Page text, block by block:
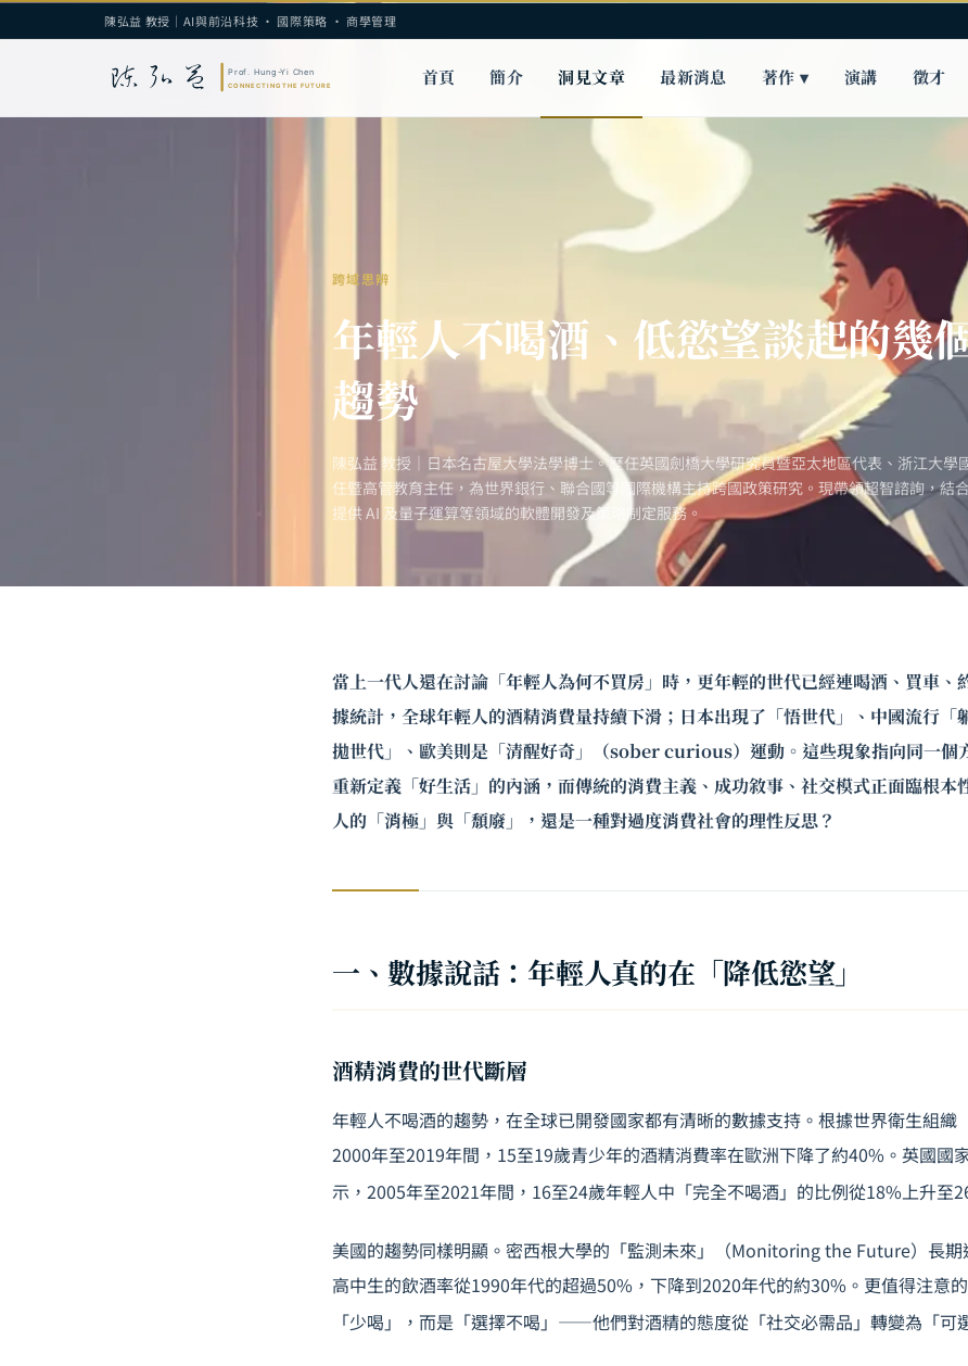
陳弘益 教授｜AI與前沿科技 · 國際策略 · 商學管理
首頁 簡介 洞見文章 最新消息 著作 ▾ 演講 徵才
跨域思辨
年輕人不喝酒、低慾望談起的幾
趨勢
陳弘益 教授｜日本名古屋大學法學博士。歷任英國劍橋大學研究員暨亞太地區代表、浙江大學
任暨高管教育主任，為世界銀行、聯合國等國際機構主持跨國政策研究。現帶領超智諮詢，結
提供 AI 及量子運算等領域的軟體開發及策略制定服務。
當上一代人還在討論「年輕人為何不買房」時，更年輕的世代已經連喝酒、買車、
據統計，全球年輕人的酒精消費量持續下滑；日本出現了「悟世代」、中國流行「
拋世代」、歐美則是「清醒好奇」（sober curious）運動。這些現象指向同一個
重新定義「好生活」的內涵，而傳統的消費主義、成功敘事、社交模式正面臨根本
人的「消極」與「頹廢」，還是一種對過度消費社會的理性反思？
一、數據說話：年輕人真的在「降低慾望」
酒精消費的世代斷層
年輕人不喝酒的趨勢，在全球已開發國家都有清晰的數據支持。根據世界衛生組織
2000年至2019年間，15至19歲青少年的酒精消費率在歐洲下降了約40%。英國國
示，2005年至2021年間，16至24歲年輕人中「完全不喝酒」的比例從18%上升至
美國的趨勢同樣明顯。密西根大學的「監測未來」（Monitoring the Future）長期
高中生的飲酒率從1990年代的超過50%，下降到2020年代的約30%。更值得注意
「少喝」，而是「選擇不喝」——他們對酒精的態度從「社交必需品」轉變為「可